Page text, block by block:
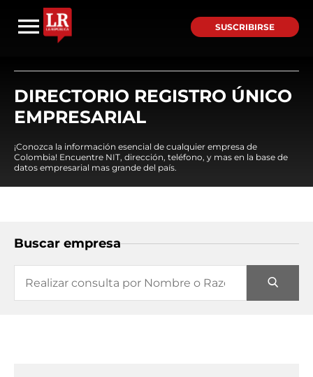
SUSCRIBIRSE
DIRECTORIO REGISTRO ÚNICO
EMPRESARIAL
¡Conozca la información esencial de cualquier empresa de
Colombia! Encuentre NIT, dirección, teléfono, y mas en la base de
datos empresarial mas grande del país.
Buscar empresa